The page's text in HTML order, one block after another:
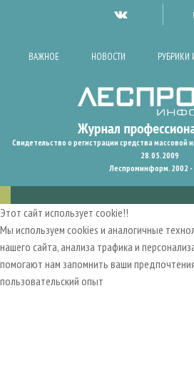
ВАЖНОЕ НОВОСТИ РУБРИКИ
Свидетельство о регистрации средства
28.05.2009
Леспроминформ. 2002 -
Этот сайт использует cookie!!
Мы используем cookies и аналогичные
нашего сайта, анализа трафика и
помогают нам запомнить ваши
пользовательский опыт